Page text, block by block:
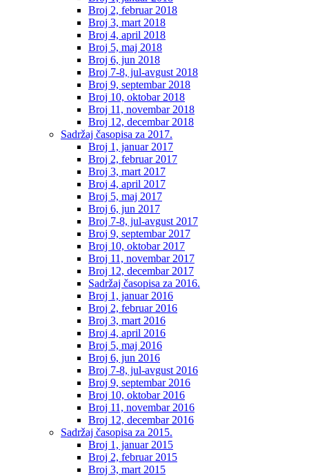
Broj 2, februar 2018
Broj 3, mart 2018
Broj 4, april 2018
Broj 5, maj 2018
Broj 6, jun 2018
Broj 7-8, jul-avgust 2018
Broj 9, septembar 2018
Broj 10, oktobar 2018
Broj 11, novembar 2018
Broj 12, decembar 2018
Sadržaj časopisa za 2017.
Broj 1, januar 2017
Broj 2, februar 2017
Broj 3, mart 2017
Broj 4, april 2017
Broj 5, maj 2017
Broj 6, jun 2017
Broj 7-8, jul-avgust 2017
Broj 9, septembar 2017
Broj 10, oktobar 2017
Broj 11, novembar 2017
Broj 12, decembar 2017
Sadržaj časopisa za 2016.
Broj 1, januar 2016
Broj 2, februar 2016
Broj 3, mart 2016
Broj 4, april 2016
Broj 5, maj 2016
Broj 6, jun 2016
Broj 7-8, jul-avgust 2016
Broj 9, septembar 2016
Broj 10, oktobar 2016
Broj 11, novembar 2016
Broj 12, decembar 2016
Sadržaj časopisa za 2015.
Broj 1, januar 2015
Broj 2, februar 2015
Broj 3, mart 2015